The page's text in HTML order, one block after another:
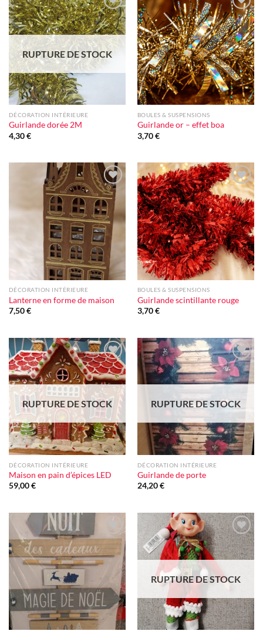
Ajouter
à la liste
d'envie
RUPTURE DE STOCK
DÉCORATION INTÉRIEURE
Guirlande dorée 2M
4,30€
Ajouter
à la liste
d'envie
BOULES & SUSPENSIONS
Guirlande or – effet boa
3,70€
Ajouter
à la liste
d'envie
DÉCORATION INTÉRIEURE
Lanterne en forme de maison
7,50€
Ajouter
à la liste
d'envie
BOULES & SUSPENSIONS
Guirlande scintillante rouge
3,70€
Ajouter
à la liste
d'envie
RUPTURE DE STOCK
DÉCORATION INTÉRIEURE
Maison en pain d’épices LED
59,00€
Ajouter
à la liste
d'envie
RUPTURE DE STOCK
DÉCORATION INTÉRIEURE
Guirlande de porte
24,20€
à la liste
d'envie
Ajouter
à la liste
d'envie
RUPTURE DE STOCK